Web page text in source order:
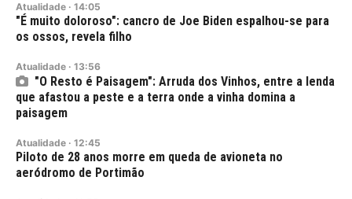
Atualidade · 14:05
"É muito doloroso": cancro de Joe Biden espalhou-se para
os ossos, revela filho
Atualidade · 13:56
"O Resto é Paisagem": Arruda dos Vinhos, entre a lenda
que afastou a peste e a terra onde a vinha domina a
paisagem
Atualidade · 12:45
Piloto de 28 anos morre em queda de avioneta no
aeródromo de Portimão